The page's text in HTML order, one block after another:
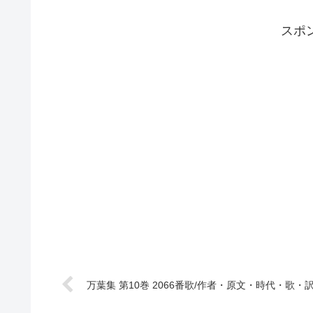
スポ
万葉集 第10巻 2066番歌/作者・原文・時代・歌・訳